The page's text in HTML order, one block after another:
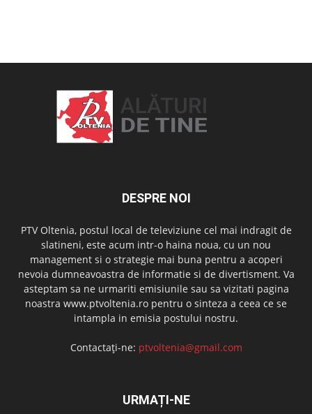
DESPRE NOI
PTV Oltenia, postul local de televiziune cel mai indragit de
slatineni, este acum intr-o haina noua, cu un nou
management si o strategie mai buna pentru a acoperi
nevoia dumneavoastra de informatie si de divertisment. Va
asteptam sa ne urmariti emisiunile sau sa vizitati pagina
noastra www.ptvoltenia.ro pentru o sinteza a ceea ce se
intampla in emisia postului nostru.
Contactați-ne: ptvoltenia@gmail.com
URMAȚI-NE